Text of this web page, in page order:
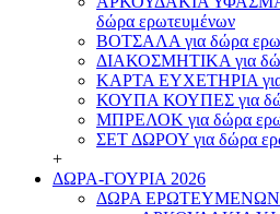
δώρα ερωτευμένων
ΒΟΤΣΑΛΑ για δώρα
ΔΙΑΚΟΣΜΗΤΙΚΑ για
ΚΑΡΤΑ ΕΥΧΕΤΗΡΙΑ για
ΚΟΥΠΑ ΚΟΥΠΕΣ για
ΜΠΡΕΛΟΚ για δώρα
ΣΕΤ ΔΩΡΟΥ για δώρα
+
ΔΩΡΑ-ΓΟΥΡΙΑ 2026
ΔΩΡΑ ΕΡΩΤΕΥΜΕΝΩΝ